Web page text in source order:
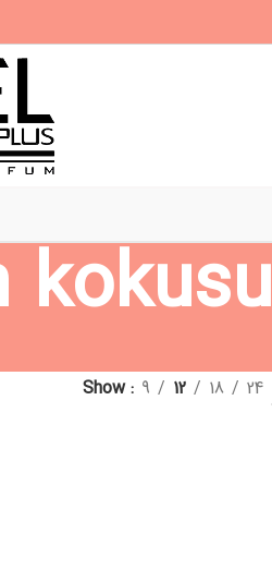
kokusu
Show 9 12 18 24